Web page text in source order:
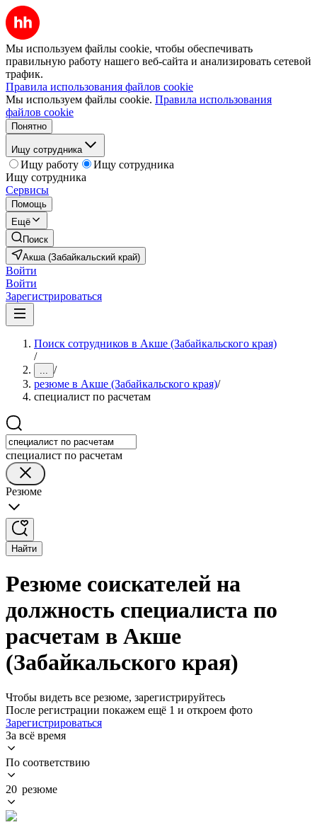
Мы используем файлы cookie, чтобы обеспечивать
правильную работу нашего веб-сайта и анализировать сетевой
трафик.
Правила использования файлов cookie
Мы используем файлы cookie. Правила использования
файлов cookie
Понятно
Ищу сотрудника
Ищу работу
Ищу сотрудника
Ищу сотрудника
Сервисы
Помощь
Ещё
Поиск
Акша (Забайкальский край)
Войти
Войти
Зарегистрироваться
Поиск сотрудников в Акше (Забайкальского края)
/
... /
резюме в Акше (Забайкальского края)/
специалист по расчетам
специалист по расчетам
Резюме
Найти
Резюме соискателей на
должность специалиста по
расчетам в Акше
(Забайкальского края)
Чтобы видеть все резюме, зарегистрируйтесь
После регистрации покажем ещё 1 и откроем фото
Зарегистрироваться
За всё время
По соответствию
20 резюме